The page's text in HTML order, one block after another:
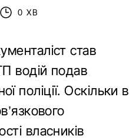
0 ХВ
став
водій подав
поліції. Оскільки в
власників